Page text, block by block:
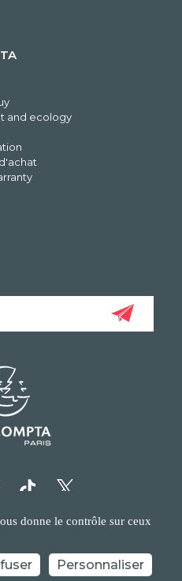
and ecology
DATA POLICY CONTACT US
donne le contrôle sur ceux
Personnaliser